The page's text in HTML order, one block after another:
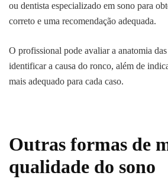
ou dentista especializado em sono para
correto e uma recomendação adequada.
O profissional pode avaliar a anatomia
identificar a causa do ronco, além de
mais adequado para cada caso.
Outras formas de
qualidade do sono